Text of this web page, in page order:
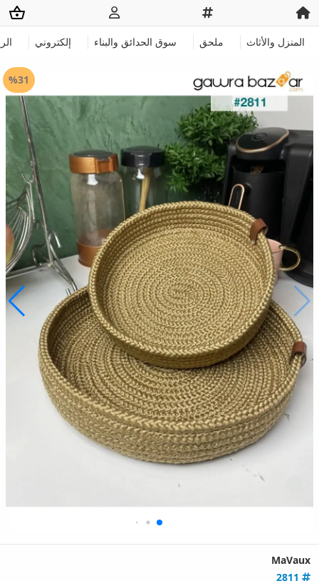
المنزل والأثاث ملحق سوق الحدائق والبناء إلكتروني
%31
MaVaux